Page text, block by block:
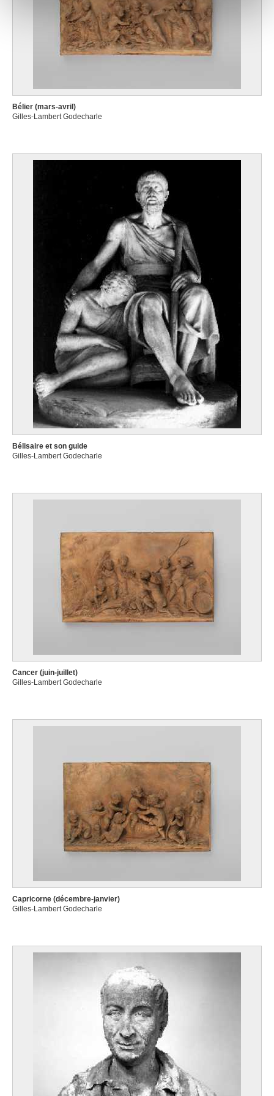
notre site avec nos partenaires de médias sociaux, de
publicité et d'analyse, qui peuvent combiner celles-ci
avec d'autres informations que vous leur avez fournies
ou qu'ils ont collectées lors de votre utilisation de leurs
Bélier (mars-avril)
Gilles-Lambert Godecharle
Bélisaire et son guide
Gilles-Lambert Godecharle
Cancer (juin-juillet)
Gilles-Lambert Godecharle
Capricorne (décembre-janvier)
Gilles-Lambert Godecharle